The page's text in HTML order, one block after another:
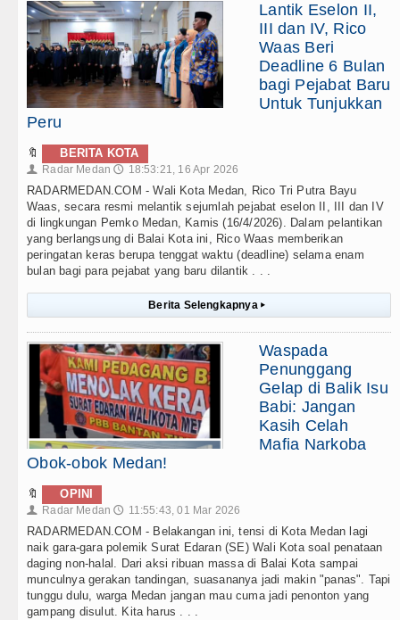
Lantik Eselon II,
III dan IV, Rico
Waas Beri
Deadline 6 Bulan
bagi Pejabat Baru
Untuk Tunjukkan
Peru
🔖 BERITA KOTA
👤 Radar Medan 🕔 18:53:21, 16 Apr 2026
RADARMEDAN.COM - Wali Kota Medan, Rico Tri Putra Bayu
Waas, secara resmi melantik sejumlah pejabat eselon II, III dan IV
di lingkungan Pemko Medan, Kamis (16/4/2026). Dalam pelantikan
yang berlangsung di Balai Kota ini, Rico Waas memberikan
peringatan keras berupa tenggat waktu (deadline) selama enam
bulan bagi para pejabat yang baru dilantik . . .
Berita Selengkapnya ▸
Waspada
Penunggang
Gelap di Balik Isu
Babi: Jangan
Kasih Celah
Mafia Narkoba
Obok-obok Medan!
🔖 OPINI
👤 Radar Medan 🕔 11:55:43, 01 Mar 2026
RADARMEDAN.COM - Belakangan ini, tensi di Kota Medan lagi
naik gara-gara polemik Surat Edaran (SE) Wali Kota soal penataan
daging non-halal. Dari aksi ribuan massa di Balai Kota sampai
munculnya gerakan tandingan, suasananya jadi makin "panas". Tapi
tunggu dulu, warga Medan jangan mau cuma jadi penonton yang
gampang disulut. Kita harus . . .